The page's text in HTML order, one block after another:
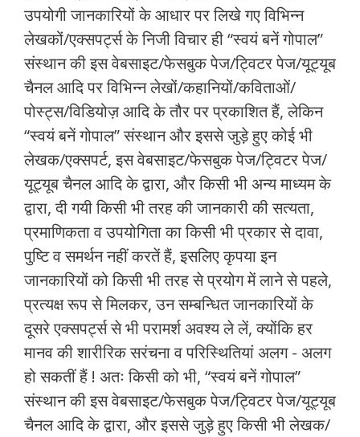
उपयोगी जानकारियों के आधार पर लिखे गए विभिन्न
लेखकों/एक्सपर्ट्स के निजी विचार ही “स्वयं बनें गोपाल”
संस्थान की इस वेबसाइट/फेसबुक पेज/ट्विटर पेज/यूट्यूब
चैनल आदि पर विभिन्न लेखों/कहानियों/कविताओं/
पोस्ट्स/विडियोज़ आदि के तौर पर प्रकाशित हैं, लेकिन
“स्वयं बनें गोपाल” संस्थान और इससे जुड़े हुए कोई भी
लेखक/एक्सपर्ट, इस वेबसाइट/फेसबुक पेज/ट्विटर पेज/
यूट्यूब चैनल आदि के द्वारा, और किसी भी अन्य माध्यम के
द्वारा, दी गयी किसी भी तरह की जानकारी की सत्यता,
प्रमाणिकता व उपयोगिता का किसी भी प्रकार से दावा,
पुष्टि व समर्थन नहीं करतें हैं, इसलिए कृपया इन
जानकारियों को किसी भी तरह से प्रयोग में लाने से पहले,
प्रत्यक्ष रूप से मिलकर, उन सम्बन्धित जानकारियों के
दूसरे एक्सपर्ट्स से भी परामर्श अवश्य ले लें, क्योंकि हर
मानव की शारीरिक सरंचना व परिस्थितियां अलग - अलग
हो सकतीं हैं ! अतः किसी को भी, “स्वयं बनें गोपाल”
संस्थान की इस वेबसाइट/फेसबुक पेज/ट्विटर पेज/यूट्यूब
चैनल आदि के द्वारा, और इससे जुड़े हुए किसी भी लेखक/